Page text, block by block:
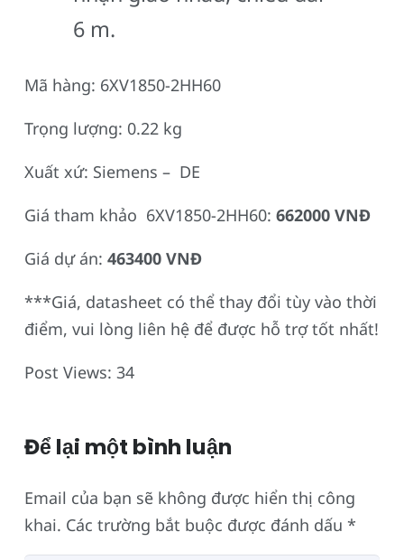
6 m.
Mã hàng: 6XV1850-2HH60
Trọng lượng: 0.22 kg
Xuất xứ: Siemens – DE
Giá tham khảo 6XV1850-2HH60: 662000 VNĐ
Giá dự án: 463400 VNĐ
***Giá, datasheet có thể thay đổi tùy vào thời
điểm, vui lòng liên hệ để được hỗ trợ tốt nhất!
Post Views: 34
Để lại một bình luận
Email của bạn sẽ không được hiển thị công
khai. Các trường bắt buộc được đánh dấu *